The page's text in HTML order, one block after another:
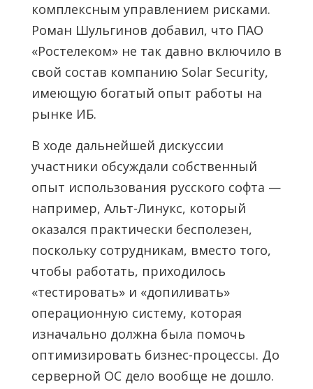
комплексным управлением рисками.
Роман Шульгинов добавил, что ПАО
«Ростелеком» не так давно включило в
свой состав компанию Solar Security,
имеющую богатый опыт работы на
рынке ИБ.
В ходе дальнейшей дискуссии
участники обсуждали собственный
опыт использования русского софта —
например, Альт-Линукс, который
оказался практически бесполезен,
поскольку сотрудникам, вместо того,
чтобы работать, приходилось
«тестировать» и «допиливать»
операционную систему, которая
изначально должна была помочь
оптимизировать бизнес-процессы. До
серверной ОС дело вообще не дошло.